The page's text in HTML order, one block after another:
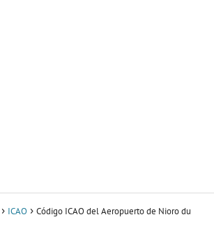
ICAO
Código ICAO del Aeropuerto de Nioro du